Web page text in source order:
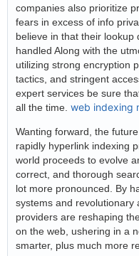
companies also prioritize
fears in excess of info
believe in that their
handled Along with the
utilizing strong encryption
tactics, and stringent
expert services be sure
all the time. web indexing
Wanting forward, the
rapidly hyperlink indexing
world proceeds to evolve
correct, and thorough
lot more pronounced. By
systems and revolutionary
providers are reshaping
on the web, ushering in a
smarter, plus much more